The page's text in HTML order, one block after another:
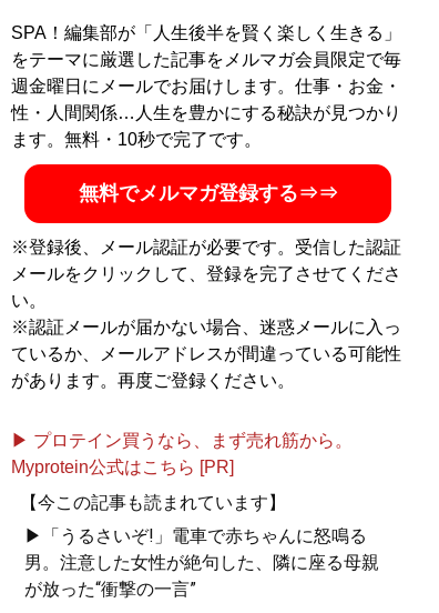
記事一覧へ
SPA！編集部が「人生後半を賢く楽しく生きる」
をテーマに厳選した記事をメルマガ会員限定で毎
週金曜日にメールでお届けします。仕事・お金・
性・人間関係…人生を豊かにする秘訣が見つかり
ます。無料・10秒で完了です。
無料でメルマガ登録する⇒⇒
※登録後、メール認証が必要です。受信した認証
メールをクリックして、登録を完了させてくださ
い。
※認証メールが届かない場合、迷惑メールに入っ
ているか、メールアドレスが間違っている可能性
があります。再度ご登録ください。
▶ プロテイン買うなら、まず売れ筋から。
Myprotein公式はこちら [PR]
【今この記事も読まれています】
▶「うるさいぞ!」電車で赤ちゃんに怒鳴る
男。注意した女性が絶句した、隣に座る母親
が放った“衝撃の一言”